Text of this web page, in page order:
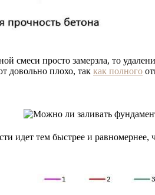
смеси просто замерзла, то
довольно плохо, так как полного
идет тем быстрее и равномернее,